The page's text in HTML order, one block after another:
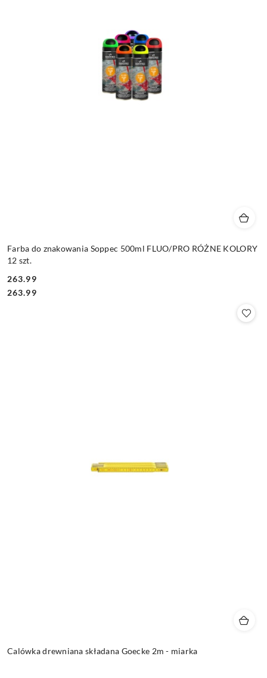
Farba do znakowania Soppec 500ml FLUO/PRO RÓŻNE KOLORY
12 szt.
Cena:
263.99
Cena:
263.99
Calówka drewniana składana Goecke 2m - miarka